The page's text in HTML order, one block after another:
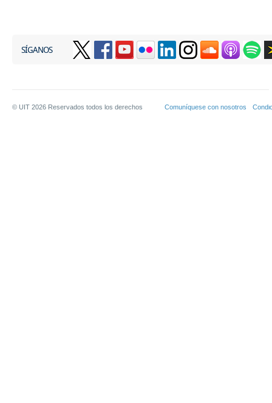
SÍGANOS
© UIT 2026 Reservados todos los derechos Comuníquese con nosotros